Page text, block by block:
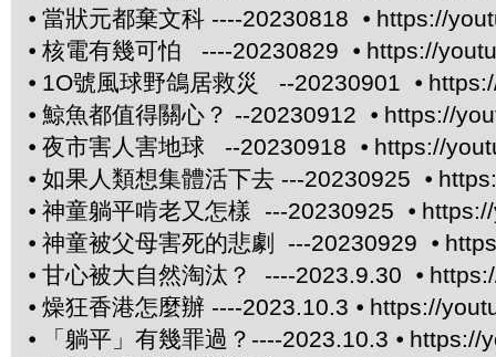
⦁ 當狀元都棄文科 ----20230818 ⦁ https://
⦁ 核電有幾可怕 ----20230829 ⦁ https://
⦁ 1O號風球野鴿居救災 --20230901 ⦁
⦁ 鯨魚都值得關心？ --20230912 ⦁ https://
⦁ 夜市害人害地球 --20230918 ⦁ https://
⦁ 如果人類想集體活下去 ---20230925 ⦁
⦁ 神童躺平啃老又怎樣 ---20230925 ⦁
⦁ 神童被父母害死的悲劇 ---20230929 ⦁
⦁ 甘心被大自然淘汰？ ----2023.9.30 ⦁
⦁ 燥狂香港怎麼辦 ----2023.10.3 ⦁ https://
⦁
「躺平」有幾罪過？----2023.10.3 ⦁ https://